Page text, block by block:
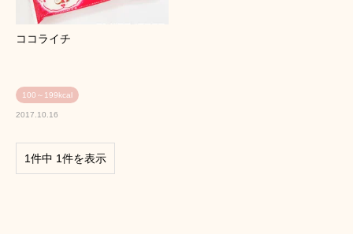
ココライチ
100～199kcal
2017.10.16
1件中 1件を表示